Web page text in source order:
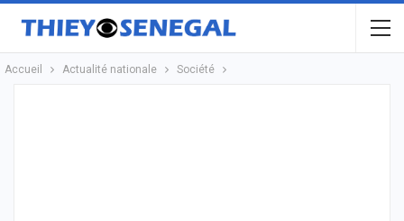
Accueil Actualité nationale Société